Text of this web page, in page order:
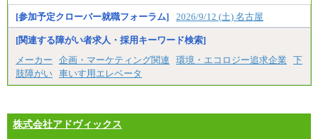
・短大卒／月給197,800円
・専門卒（2年）／月給197,800円
※試用期間中も給与に変更はございません。
中途：
（１）（２）
月給：270,000円～
想定年収：490万円～1,100万円
・1,090万円/38歳・月給59万円 *残業代・家族手当
対象外
[参加予定クローバー就職フォーラム] 2026/9/12 (土) 名古屋
[関連する障がい者求人・採用キーワード検索]
メーカー
企画・マーケティング関連 環境・エコロジー追求企業
下
肢障がい 車いす用エレベータ
株式会社アドヴィックス